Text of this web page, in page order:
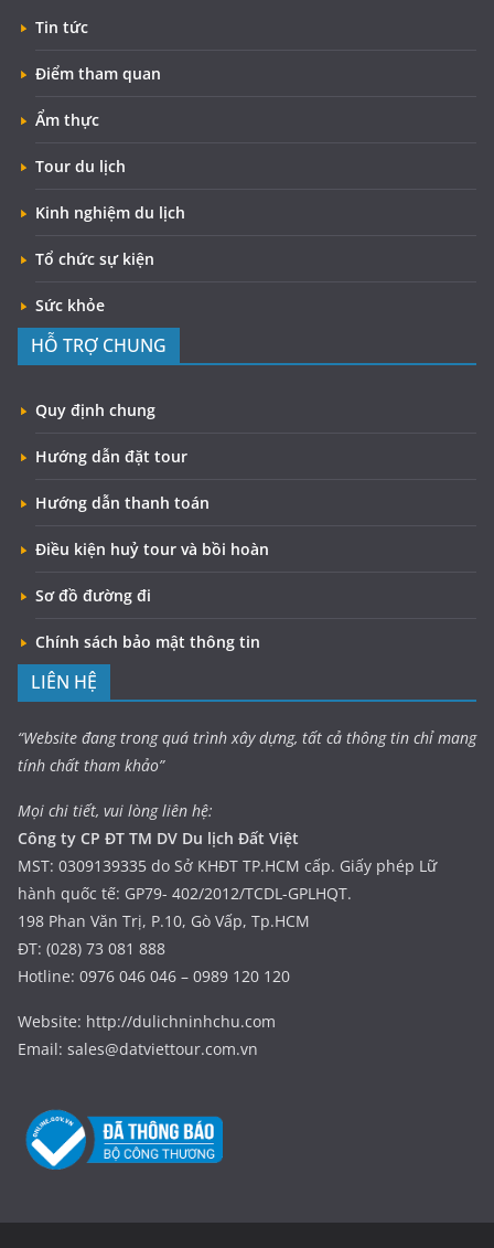
Tin tức
Điểm tham quan
Ẩm thực
Tour du lịch
Kinh nghiệm du lịch
Tổ chức sự kiện
Sức khỏe
HỖ TRỢ CHUNG
Quy định chung
Hướng dẫn đặt tour
Hướng dẫn thanh toán
Điều kiện huỷ tour và bồi hoàn
Sơ đồ đường đi
Chính sách bảo mật thông tin
LIÊN HỆ
“Website đang trong quá trình xây dựng, tất cả thông tin chỉ mang
tính chất tham khảo”
Mọi chi tiết, vui lòng liên hệ:
Công ty CP ĐT TM DV Du lịch Đất Việt
MST: 0309139335 do Sở KHĐT TP.HCM cấp. Giấy phép Lữ
hành quốc tế: GP79- 402/2012/TCDL-GPLHQT.
198 Phan Văn Trị, P.10, Gò Vấp, Tp.HCM
ĐT: (028) 73 081 888
Hotline: 0976 046 046 – 0989 120 120
Website: http://dulichninhchu.com
Email: sales@datviettour.com.vn